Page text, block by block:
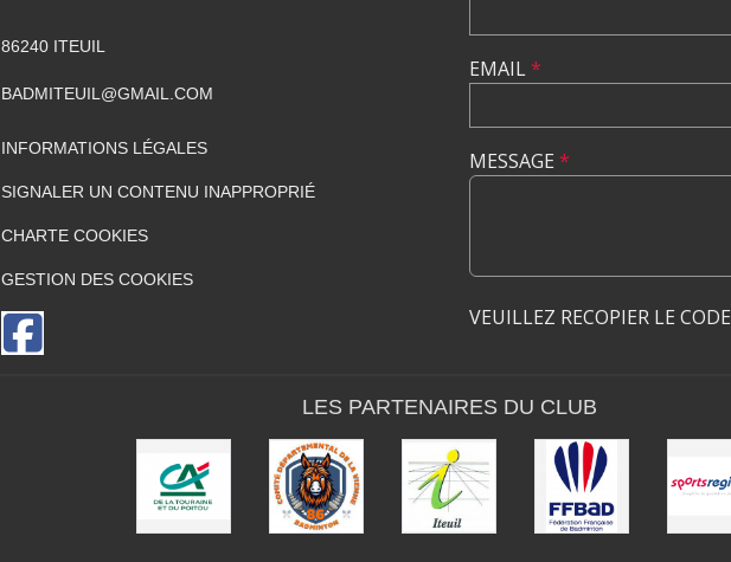
86240 ITEUIL
BADMITEUIL@GMAIL.COM
INFORMATIONS LÉGALES
SIGNALER UN CONTENU INAPPROPRIÉ
CHARTE COOKIES
GESTION DES COOKIES
EMAIL*
MESSAGE *
VEUILLEZ RECOPIER LE CODE
LES PARTENAIRES DU CLUB